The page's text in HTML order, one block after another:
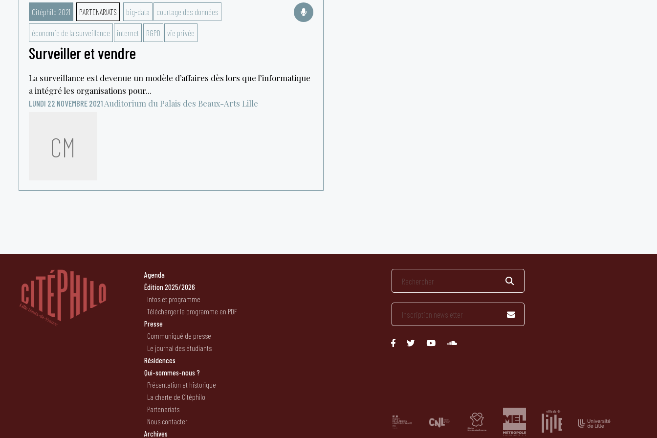
Citéphilo 2021 PARTENARIATS big-data courtage des données
économie de la surveillance internet RGPD vie privée
Surveiller et vendre
La surveillance est devenue un modèle d’affaires dès lors que l’informatique
a intégré les organisations pour...
LUNDI 22 NOVEMBRE 2021 Auditorium du Palais des Beaux-Arts Lille
CM
Agenda
Édition 2025/2026
Infos et programme
Télécharger le programme en PDF
Presse
Communiqué de presse
Le journal des étudiants
Résidences
Qui-sommes-nous ?
Présentation et historique
La charte de Citéphilo
Partenariats
Nous contacter
Archives